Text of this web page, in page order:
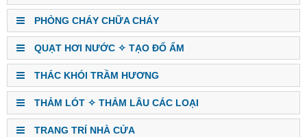
PHÒNG CHÁY CHỮA CHÁY
QUẠT HƠI NƯỚC ✧ TẠO ĐỔ ẨM
THÁC KHÓI TRẦM HƯƠNG
THẢM LÓT ✧ THẢM LÂU CÁC LOẠI
TRANG TRÍ NHÀ CỬA